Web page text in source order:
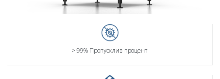
> 99% Пропусклив процент